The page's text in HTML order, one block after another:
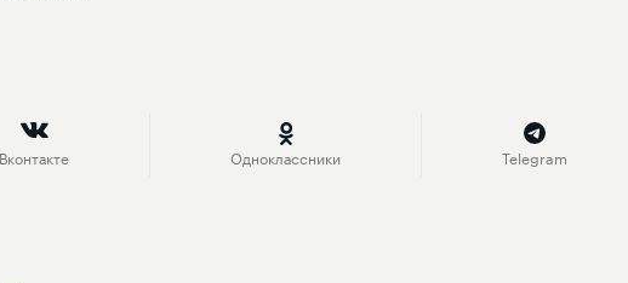
Вконтакте Одноклассники Telegram